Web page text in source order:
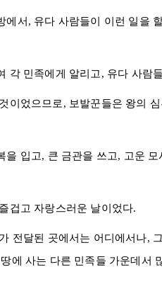
에서, 유다 사람들이 이런 일을
각 민족에게 알리고, 유다 사람
이었으므로, 보발꾼들은 왕의
을 입고, 큰 금관을 쓰고, 고운
겁고 자랑스러운 날이었다.
전달된 곳에서는 어디에서나,
에 사는 다른 민족들 가운데서